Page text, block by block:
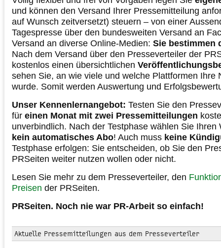
und können den Versand Ihrer Pressemitteilung
auf Wunsch zeitversetzt) steuern – von einer
Tagespresse über den bundesweiten Versand an
Versand an diverse Online-Medien: Sie bestimmen
Nach dem Versand über den Presseverteiler der
kostenlos einen übersichtlichen
sehen Sie, an wie viele und welche Plattformen Ihre
wurde. Somit werden Auswertung und
Unser Kennenlernangebot: Testen Sie den
für einen Monat mit zwei Pressemitteilungen
unverbindlich. Nach der Testphase wählen Sie
kein automatisches Abo! Auch muss keine
Testphase erfolgen: Sie entscheiden, ob Sie den
PRSeiten weiter nutzen wollen oder nicht.
Lesen Sie mehr zu dem Presseverteiler, den
Preisen der PRSeiten.
PRSeiten. Noch nie war PR-Arbeit so einfach!
Aktuelle Pressemitteilungen aus dem Presseverteiler